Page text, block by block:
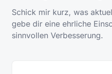
Schick mir kurz, was
gebe dir eine ehrliche
sinnvollen Verbesserung.